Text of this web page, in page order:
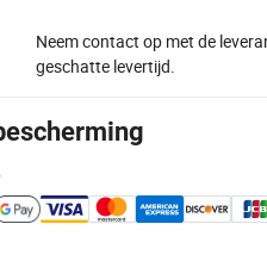
Neem contact op met de
geschatte levertijd.